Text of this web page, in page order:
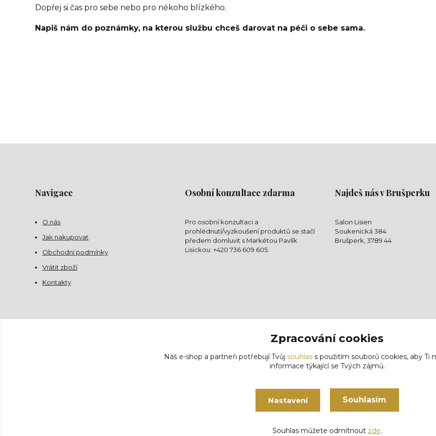
Dopřej si čas pro sebe nebo pro někoho blízkého.
Napiš nám do poznámky, na kterou službu chceš darovat na péči o sebe sama.
Navigace
O nás
Jak nakupovat
Obchodní podmínky
Vrátit zboží
Kontakty
Osobní konzultace zdarma
Pro osobní konzultaci a
prohlédnutí/vyzkoušení produktů se stačí
předem domluvit s Markétou Pavlík
Lisickou: +420 736 609 605.
Najdeš nás v Brušperku
Salon Lisien
Soukenická 384
Brušperk, 3789 44
Zpracování cookies
Náš e-shop a partneři potřebují Tvůj souhlas s použitím souborů cookies, aby Ti
informace týkající se Tvých zájmů.
Nastavení Souhlasím
Souhlas můžete odmítnout zde.